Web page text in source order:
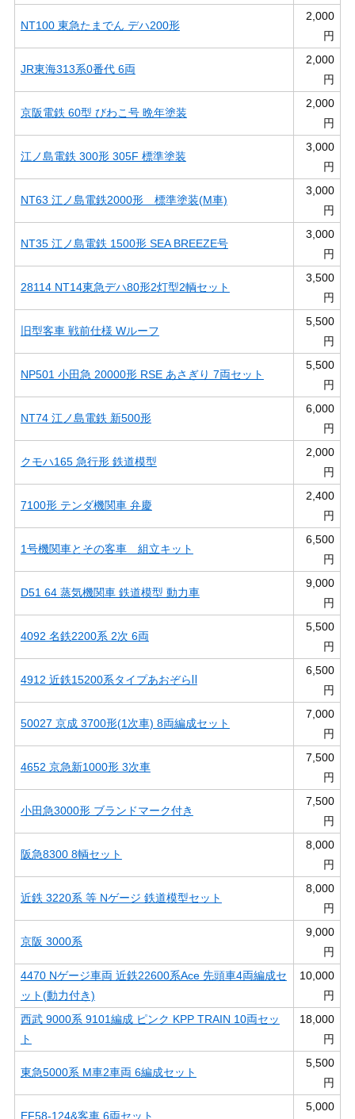
NT100 東急たまでん デハ200形
2,000
円
JR東海313系0番代 6両
2,000
円
京阪電鉄 60型 びわこ号 晩年塗装
2,000
円
江ノ島電鉄 300形 305F 標準塗装
3,000
円
NT63 江ノ島電鉄2000形 標準塗装(M車)
3,000
円
NT35 江ノ島電鉄 1500形 SEA BREEZE号
3,000
円
28114 NT14東急デハ80形2灯型2輌セット
3,500
円
旧型客車 戦前仕様 Wルーフ
5,500
円
NP501 小田急 20000形 RSE あさぎり 7両セット
5,500
円
NT74 江ノ島電鉄 新500形
6,000
円
クモハ165 急行形 鉄道模型
2,000
円
7100形 テンダ機関車 弁慶
2,400
円
1号機関車とその客車 組立キット
6,500
円
D51 64 蒸気機関車 鉄道模型 動力車
9,000
円
4092 名鉄2200系 2次 6両
5,500
円
4912 近鉄15200系タイプあおぞらⅡ
6,500
円
50027 京成 3700形(1次車) 8両編成セット
7,000
円
4652 京急新1000形 3次車
7,500
円
小田急3000形 ブランドマーク付き
7,500
円
阪急8300 8輌セット
8,000
円
近鉄 3220系 等 Nゲージ 鉄道模型セット
8,000
円
京阪 3000系
9,000
円
4470 Nゲージ車両 近鉄22600系Ace 先頭車4両編成セ
ット(動力付き)
10,000
円
西武 9000系 9101編成 ピンク KPP TRAIN 10両セッ
ト
18,000
円
東急5000系 M車2車両 6編成セット
5,500
円
EF58-124&客車 6両セット
5,000